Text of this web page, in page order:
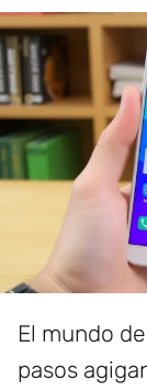
El mundo
pasos